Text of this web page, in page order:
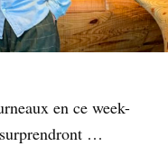
en ce week-
…